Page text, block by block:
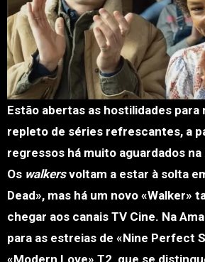
Estão abertas as hostilidades para mais um verão
repleto de séries refrescantes, a
regressos há muito aguardados
Os walkersvoltam a estar à solta
Dead», mas há um novo «Walker»
chegar aos canais TV Cine. Na
para as estreias de «Nine Perfect
«Modern Love» T2, que se